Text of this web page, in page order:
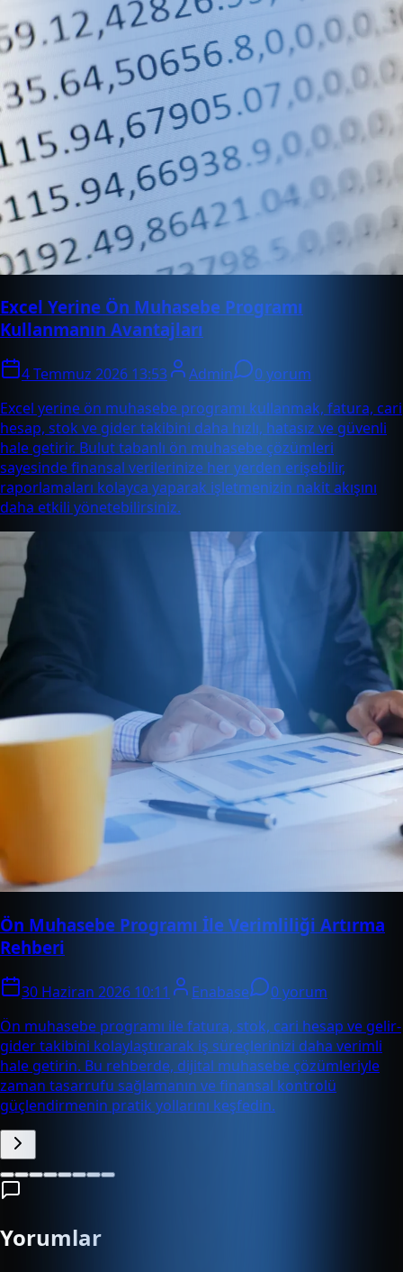
Excel Yerine Ön Muhasebe Programı
Kullanmanın Avantajları
4 Temmuz 2026 13:53 Admin
0 yorum
Excel yerine ön muhasebe programı kullanmak, fatura, cari
hesap, stok ve gider takibini daha hızlı, hatasız ve güvenli
hale getirir. Bulut tabanlı ön muhasebe çözümleri
sayesinde finansal verilerinize her yerden erişebilir,
raporlamaları kolayca yaparak işletmenizin nakit akışını
daha etkili yönetebilirsiniz.
Ön Muhasebe Programı İle Verimliliği Artırma
Rehberi
30 Haziran 2026 10:11 Enabase
0 yorum
Ön muhasebe programı ile fatura, stok, cari hesap ve gelir-
gider takibini kolaylaştırarak iş süreçlerinizi daha verimli
hale getirin. Bu rehberde, dijital muhasebe çözümleriyle
zaman tasarrufu sağlamanın ve finansal kontrolü
güçlendirmenin pratik yollarını keşfedin.
Yorumlar